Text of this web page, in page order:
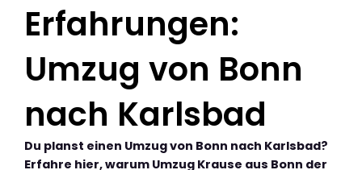
Erfahrungen:
Umzug von Bonn
nach Karlsbad
Du planst einen Umzug von Bonn nach Karlsbad?
Erfahre hier, warum Umzug Krause aus Bonn der